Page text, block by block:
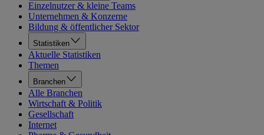
Einzelnutzer & kleine Teams
Unternehmen & Konzerne
Bildung & öffentlicher Sektor
Statistiken
Aktuelle Statistiken
Themen
Branchen
Alle Branchen
Wirtschaft & Politik
Gesellschaft
Internet